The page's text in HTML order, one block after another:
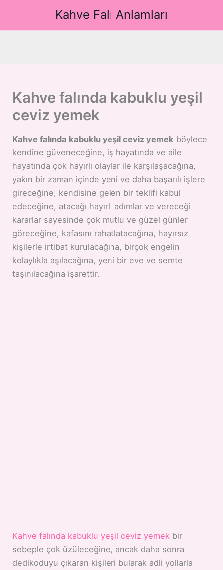
Kahve Falı Anlamları
Kahve falında kabuklu yeşil
ceviz yemek
Kahve falında kabuklu yeşil ceviz yemek böylece
kendine güveneceğine, iş hayatında ve aile
hayatında çok hayırlı olaylar ile karşılaşacağına,
yakın bir zaman içinde yeni ve daha başarılı işlere
gireceğine, kendisine gelen bir teklifi kabul
edeceğine, atacağı hayırlı adımlar ve vereceği
kararlar sayesinde çok mutlu ve güzel günler
göreceğine, kafasını rahatlatacağına, hayırsız
kişilerle irtibat kurulacağına, birçok engelin
kolaylıkla aşılacağına, yeni bir eve ve semte
taşınılacağına işarettir.
Kahve falında kabuklu yeşil ceviz yemek bir
sebeple çok üzüleceğine, ancak daha sonra
dedikoduyu çıkaran kişileri bularak adli yollarla